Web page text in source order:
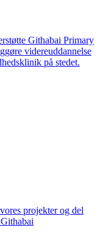
Githabai Primary
videreuddannelse
på stedet.
projekterog del